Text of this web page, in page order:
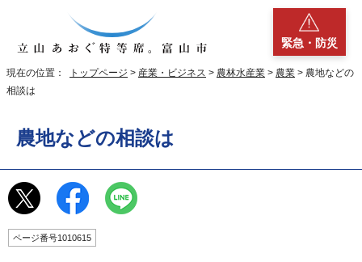
緊急・防災
現在の位置： トップページ > 産業・ビジネス > 農林水産業 > 農業 > 農地などの
相談は
農地などの相談は
ページ番号1010615